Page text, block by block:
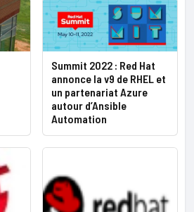
Summit 2022 : Red Hat
annonce la v9 de RHEL et
un partenariat Azure
autour d’Ansible
Automation